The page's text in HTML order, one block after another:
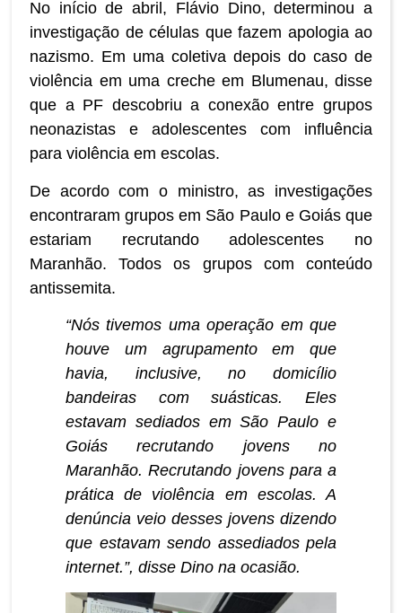
No início de abril, Flávio Dino, determinou a
investigação de células que fazem apologia ao
nazismo. Em uma coletiva depois do caso de
violência em uma creche em Blumenau, disse
que a PF descobriu a conexão entre grupos
neonazistas e adolescentes com influência
para violência em escolas.
De acordo com o ministro, as investigações
encontraram grupos em São Paulo e Goiás que
estariam recrutando adolescentes no
Maranhão. Todos os grupos com conteúdo
antissemita.
“Nós tivemos uma operação em que
houve um agrupamento em que
havia, inclusive, no domicílio
bandeiras com suásticas. Eles
estavam sediados em São Paulo e
Goiás recrutando jovens no
Maranhão. Recrutando jovens para a
prática de violência em escolas. A
denúncia veio desses jovens dizendo
que estavam sendo assediados pela
internet.”, disse Dino na ocasião.